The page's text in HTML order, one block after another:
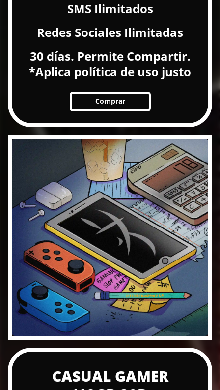
SMS Ilimitados
Redes Sociales Ilimitadas
30 días. Permite Compartir.
*Aplica política de uso justo
Comprar
CASUAL GAMER